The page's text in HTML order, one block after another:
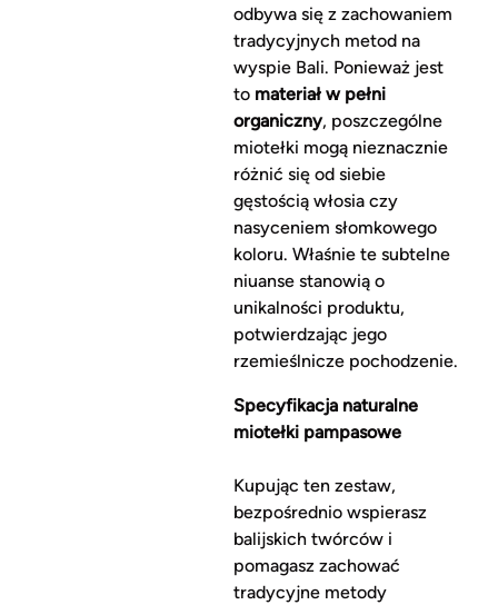
odbywa się z zachowaniem
tradycyjnych metod na
wyspie Bali. Ponieważ jest
to materiał w pełni
organiczny, poszczególne
miotełki mogą nieznacznie
różnić się od siebie
gęstością włosia czy
nasyceniem słomkowego
koloru. Właśnie te subtelne
niuanse stanowią o
unikalności produktu,
potwierdzając jego
rzemieślnicze pochodzenie.
Specyfikacja naturalne
miotełki pampasowe
Kupując ten zestaw,
bezpośrednio wspierasz
balijskich twórców i
pomagasz zachować
tradycyjne metody